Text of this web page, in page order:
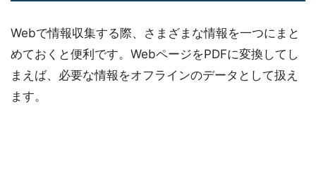
Webで情報収集する際、さまざまな情報を一つにまと
めておくと便利です。WebページをPDFに変換してし
まえば、必要な情報をオフラインのデータとして扱え
ます。